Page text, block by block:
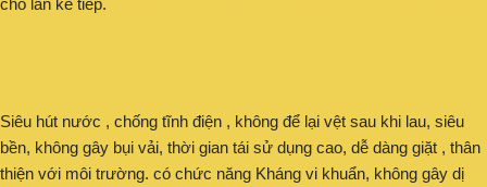
cho lần kế tiếp.
Siêu hút nước , chống tĩnh điện , không để lại vệt sau khi lau, siêu
bền, không gây bụi vải, thời gian tái sử dụng cao, dễ dàng giặt , thân
thiện với môi trường. có chức năng Kháng vi khuẩn, không gây dị